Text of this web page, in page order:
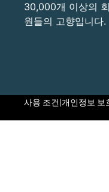
30,000개 이상의
원들의 고향입니다.
사용 조건|개인정보 보